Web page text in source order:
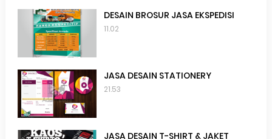
DESAIN BROSUR JASA EKSPEDISI
11.02
JASA DESAIN STATIONERY
21.53
JASA DESAIN T-SHIRT & JAKET